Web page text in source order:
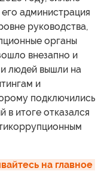
администрация
руководства,
органы
внезапно и
людей вышли на
и
подключились
в итоге отказался
на главное